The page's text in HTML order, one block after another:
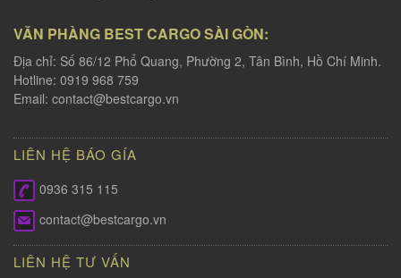
VĂN PHÀNG BEST CARGO SÀI GÒN:
Địa chỉ: Số 86/12 Phổ Quang, Phường 2, Tân Bình, Hồ Chí Minh.
Hotline: 0919 968 759
Email: contact@bestcargo.vn
LIÊN HỆ BÁO GÍA
0936 315 115
contact@bestcargo.vn
LIÊN HỆ TƯ VẤN